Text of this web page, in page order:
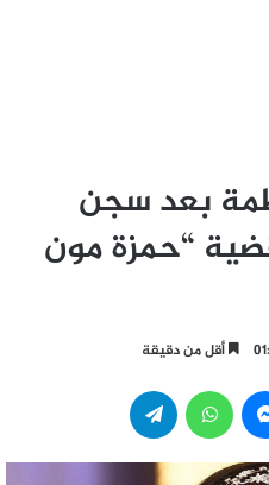
بعد سجن
“حمزة مون
أقل من دقيقة